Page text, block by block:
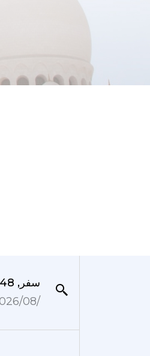
24 سفر, 1448
07‏/08‏/2026